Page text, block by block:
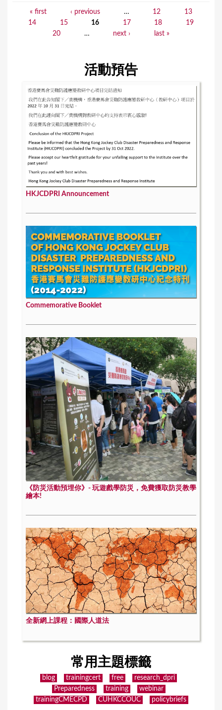
« first ‹ previous … 12
13
14
15 16 17 18
19
20
… next › last »
活動預告
HKJCDPRI Announcement
Commemorative Booklet
《防災活動預埋你》- 玩遊戲學防災，免費獲取防災教學
繪本!
全新網上課程：國際人道法
常用主題標籤
blog trainingcert free
research_dpri
Preparedness
training
webinar
trainingCMECPD
CUHKCCOUC policybriefs